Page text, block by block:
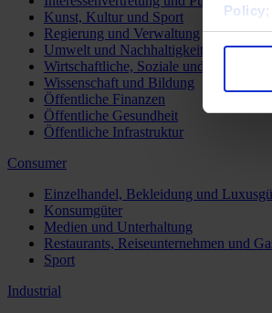
Policy
Kunst, Kultur und Sport
Regierung und Verwaltung
Umwelt und Nachhaltigkeit
Wirtschaftliche, Soziale und
Wissenschaft und Bildung
Öffentliche Finanzen
Öffentliche Gesundheit
Öffentliche Infrastruktur
Consumer
Einzelhandel, Bekleidung und
Konsumgüter
Medien und Unterhaltung
Restaurants, Reiseunternehmen und
Sport
Industrial